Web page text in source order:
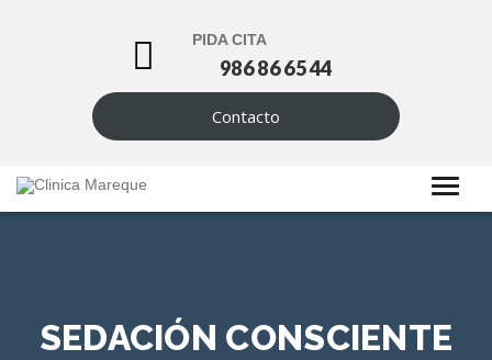
PIDA CITA
986 86 65 44
Contacto
SEDACIÓN CONSCIENTE